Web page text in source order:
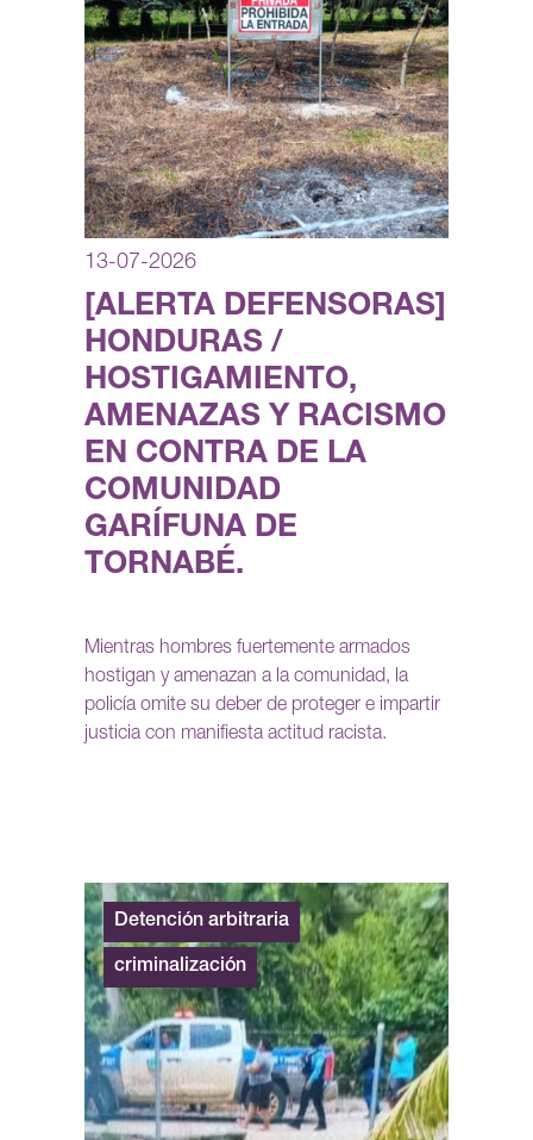
13-07-2026
[ALERTA DEFENSORAS]
HONDURAS /
HOSTIGAMIENTO,
AMENAZAS Y RACISMO
EN CONTRA DE LA
COMUNIDAD
GARÍFUNA DE
TORNABÉ.
Mientras hombres fuertemente armados
hostigan y amenazan a la comunidad, la
policía omite su deber de proteger e impartir
justicia con manifiesta actitud racista.
Detención arbitraria
criminalización